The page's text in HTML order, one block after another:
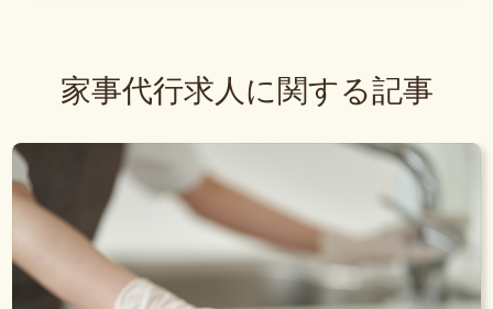
家事代行求人に関する記事